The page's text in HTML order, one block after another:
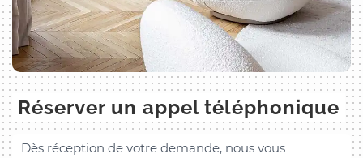
Réserver un appel téléphonique
Dès réception de votre demande, nous vous